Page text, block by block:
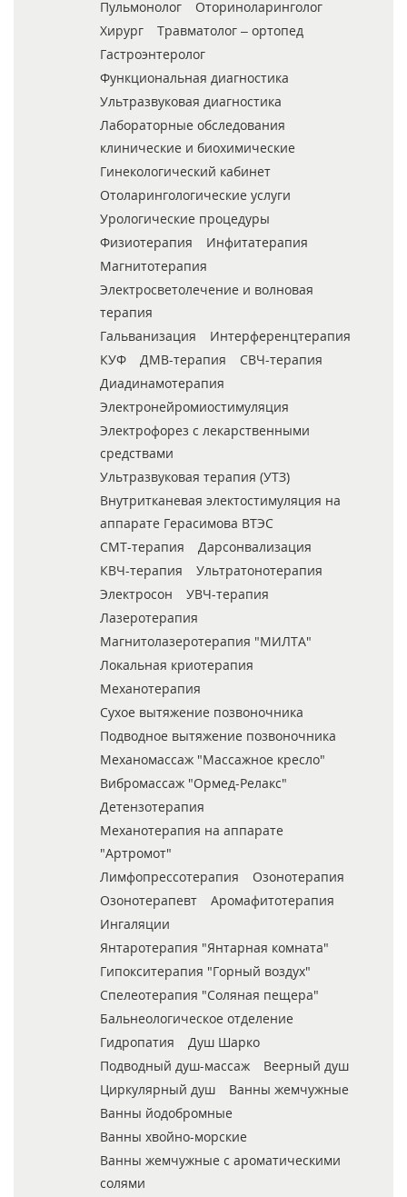
Пульмонолог
Оториноларинголог
Хирург
Травматолог – ортопед
Гастроэнтеролог
Функциональная диагностика
Ультразвуковая диагностика
Лабораторные обследования
клинические и биохимические
Гинекологический кабинет
Отоларингологические услуги
Урологические процедуры
Физиотерапия
Инфитатерапия
Магнитотерапия
Электросветолечение и волновая
терапия
Гальванизация
Интерференцтерапия
КУФ
ДМВ-терапия
СВЧ-терапия
Диадинамотерапия
Электронейромиостимуляция
Электрофорез с лекарственными
средствами
Ультразвуковая терапия (УТЗ)
Внутритканевая электостимуляция на
аппарате Герасимова ВТЭС
СМТ-терапия
Дарсонвализация
КВЧ-терапия
Ультратонотерапия
Электросон
УВЧ-терапия
Лазеротерапия
Магнитолазеротерапия "МИЛТА"
Локальная криотерапия
Механотерапия
Сухое вытяжение позвоночника
Подводное вытяжение позвоночника
Механомассаж "Массажное кресло"
Вибромассаж "Ормед-Релакс"
Детензотерапия
Механотерапия на аппарате
"Артромот"
Лимфопрессотерапия
Озонотерапия
Озонотерапевт
Аромафитотерапия
Ингаляции
Янтаротерапия "Янтарная комната"
Гипокситерапия "Горный воздух"
Спелеотерапия "Соляная пещера"
Бальнеологическое отделение
Гидропатия
Душ Шарко
Подводный душ-массаж
Веерный душ
Циркулярный душ
Ванны жемчужные
Ванны йодобромные
Ванны хвойно-морские
Ванны жемчужные с ароматическими
солями